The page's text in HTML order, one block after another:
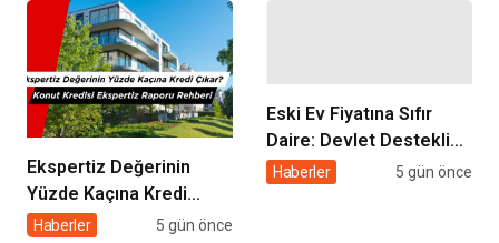
Ekspertiz Değerinin
Yüzde Kaçına Kredi
Çıkar? Konut Kredisi
Haberler 5 gün önce
Eski Ev Fiyatına Sıfır
Daire: Devlet Destekli
Kentsel Dönüşüm
Haberler 5 gün önce